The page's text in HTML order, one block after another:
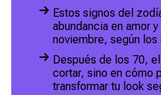
Estos signos del
abundancia en amor
noviembre, según los
Después de los 70,
cortar, sino en cómo
transformar tu look